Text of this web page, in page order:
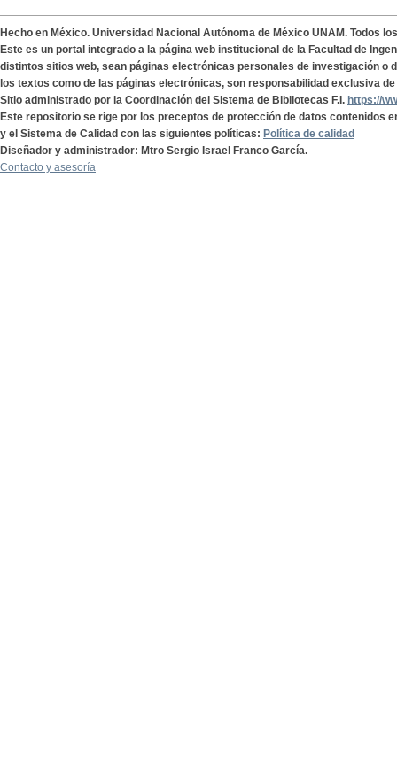
Hecho en México. Universidad Nacional Autónoma de México UNAM. Todos
Este es un portal integrado a la página web institucional de la Facultad de
distintos sitios web, sean páginas electrónicas personales de investigación o
los textos como de las páginas electrónicas, son responsabilidad exclusiva
Sitio administrado por la Coordinación del Sistema de Bibliotecas F.I. https://
Este repositorio se rige por los preceptos de protección de datos contenidos
y el Sistema de Calidad con las siguientes políticas: Política de calidad
Diseñador y administrador: Mtro Sergio Israel Franco García.
Contacto y asesoría